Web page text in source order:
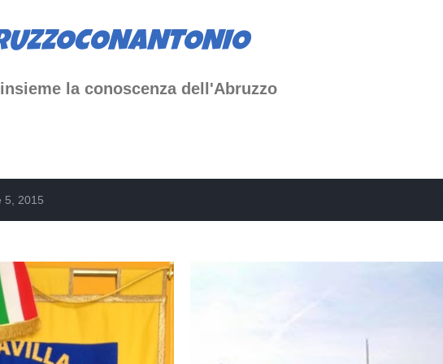
la conoscenza dell'Abruzzo
5, 2015